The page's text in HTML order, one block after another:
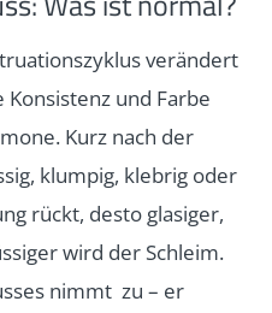
verändert
und Farbe
Kurz nach der
klumpig, klebrig oder
rückt, desto glasiger,
wird der Schleim.
nimmt zu – er